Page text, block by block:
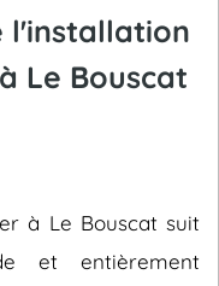
l'installation
Le Bouscat
à Le Bouscat suit
et entièrement